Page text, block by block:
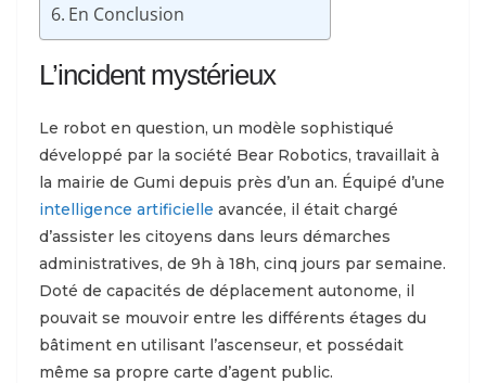
En Conclusion
L’incident mystérieux
Le robot en question, un modèle sophistiqué
développé par la société Bear Robotics, travaillait à
la mairie de Gumi depuis près d’un an. Équipé d’une
intelligence artificielle avancée, il était chargé
d’assister les citoyens dans leurs démarches
administratives, de 9h à 18h, cinq jours par semaine.
Doté de capacités de déplacement autonome, il
pouvait se mouvoir entre les différents étages du
bâtiment en utilisant l’ascenseur, et possédait
même sa propre carte d’agent public.